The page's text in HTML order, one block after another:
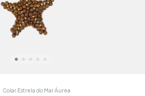
Colar Estrela do Mar Áurea